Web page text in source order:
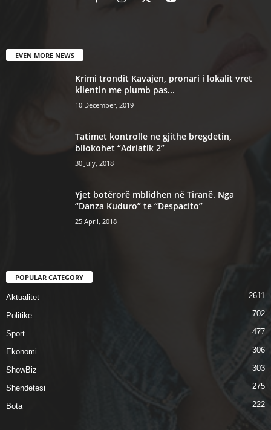
EVEN MORE NEWS
Krimi trondit Kavajen, pronari i lokalit vret
klientin me plumb pas...
10 December, 2019
Tatimet kontrolle ne gjithe bregdetin,
bllokohet “Adriatik 2”
30 July, 2018
Yjet botërorë mblidhen në Tiranë. Nga
“Danza Kuduro” te “Despacito”
25 April, 2018
POPULAR CATEGORY
Aktualitet 2611
Politike 702
Sport 477
Ekonomi 306
ShowBiz 303
Shendetesi 275
Bota 222